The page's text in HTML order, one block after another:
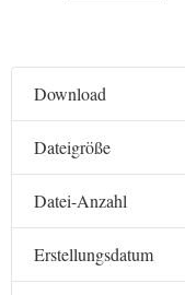
Download
Dateigröße
Datei-Anzahl
Erstellungsdatum